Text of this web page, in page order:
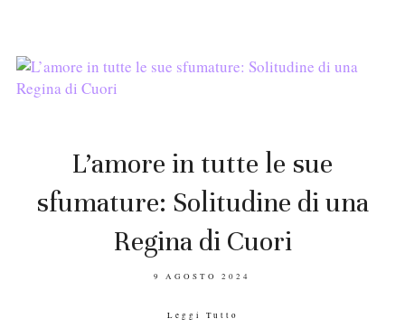
L’amore in tutte le sue
sfumature: Solitudine di una
Regina di Cuori
POSTED
9 AGOSTO 2024
Leggi Tutto